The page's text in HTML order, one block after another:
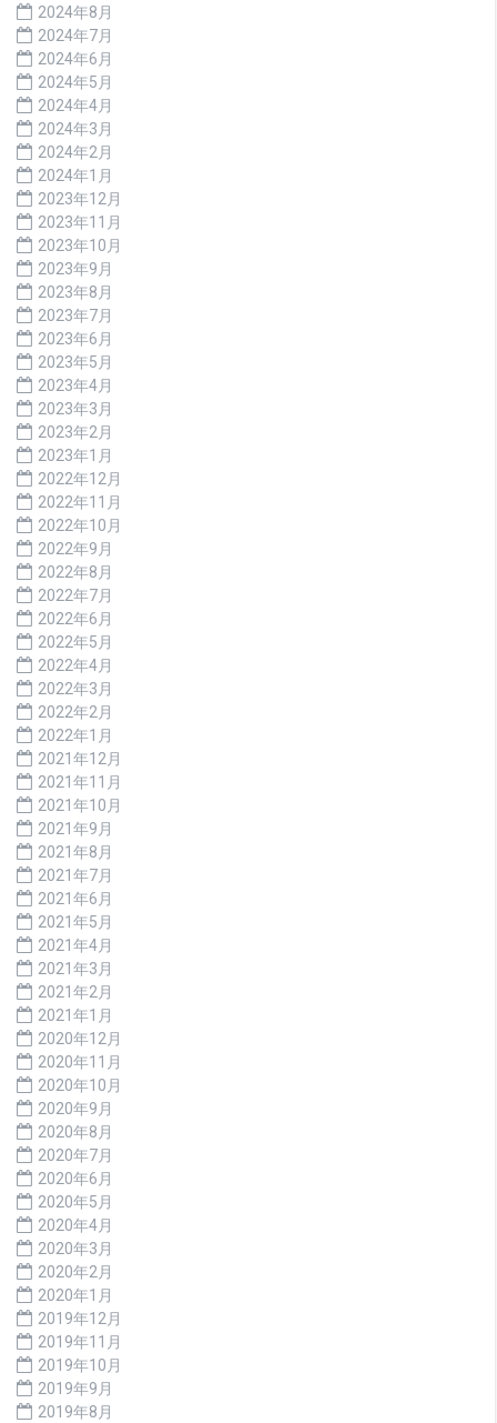
2024年8月
2024年7月
2024年6月
2024年5月
2024年4月
2024年3月
2024年2月
2024年1月
2023年12月
2023年11月
2023年10月
2023年9月
2023年8月
2023年7月
2023年6月
2023年5月
2023年4月
2023年3月
2023年2月
2023年1月
2022年12月
2022年11月
2022年10月
2022年9月
2022年8月
2022年7月
2022年6月
2022年5月
2022年4月
2022年3月
2022年2月
2022年1月
2021年12月
2021年11月
2021年10月
2021年9月
2021年8月
2021年7月
2021年6月
2021年5月
2021年4月
2021年3月
2021年2月
2021年1月
2020年12月
2020年11月
2020年10月
2020年9月
2020年8月
2020年7月
2020年6月
2020年5月
2020年4月
2020年3月
2020年2月
2020年1月
2019年12月
2019年11月
2019年10月
2019年9月
2019年8月